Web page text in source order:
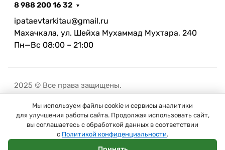
В корзину
8 988 200 16 32
ipataevtarkitau@gmail.ru
Махачкала, ул. Шейха Мухаммад Мухтара, 240
Пн—Вс 08:00 – 21:00
2025 © Все права защищены.
Мы используем файлы cookie и сервисы аналитики
для улучшения работы сайта. Продолжая использовать сайт,
вы соглашаетесь с обработкой данных в соответствии
с Политикой конфиденциальности.